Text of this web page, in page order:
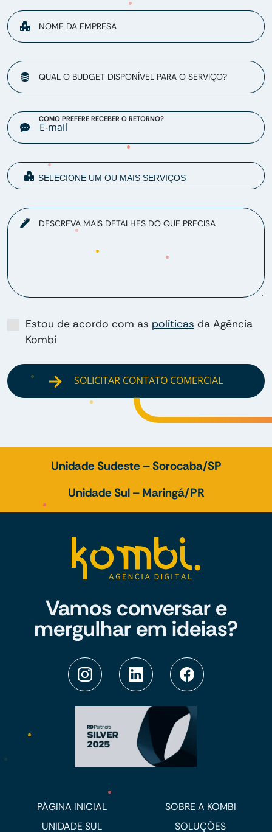
NOME DA EMPRESA
QUAL O BUDGET DISPONÍVEL PARA O SERVIÇO?
COMO PREFERE RECEBER O RETORNO?
DESCREVA MAIS DETALHES DO QUE PRECISA
Estou de acordo com as políticas da Agência
Kombi
SOLICITAR CONTATO COMERCIAL
Unidade Sudeste – Sorocaba/SP
Unidade Sul – Maringá/PR
Vamos conversar e
mergulhar em ideias?
PÁGINA INICIAL
SOBRE A KOMBI
UNIDADE SUL
SOLUÇÕES